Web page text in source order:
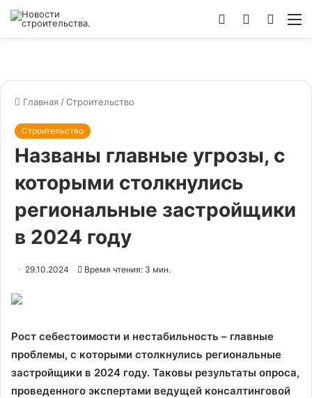
Switch
Войти
Главная /Строительство
Строительство
Названы главные угрозы, с
которыми столкнулись
региональные застройщики
в 2024 году
29.10.2024 Время чтения: 3 мин.
Рост себестоимости и нестабильность – главные
проблемы, с которыми столкнулись региональные
застройщики в 2024 году. Таковы результаты опроса,
проведенного экспертами ведущей консалтинговой